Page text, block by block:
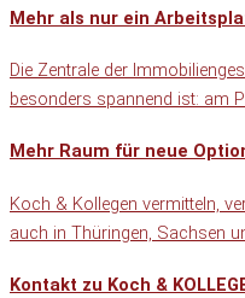
Mehr als nur ein
Die Zentrale der
besonders spannend ist: am
Mehr Raum für neue
Koch & Kollegen vermitteln,
auch in Thüringen, Sachsen
Kontakt zu Koch &